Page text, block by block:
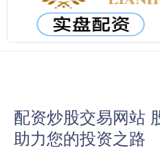
配资炒股交易网站
助力您的投资之路